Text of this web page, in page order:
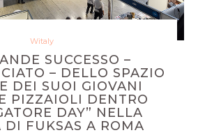
Witaly
SUCCESSO –
– DELLO SPAZIO
DEI SUOI GIOVANI
PIZZAIOLI DENTRO
DAY” NELLA
DI FUKSAS A ROMA